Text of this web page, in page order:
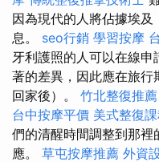
因為現代的人將佔據埃
息。 seo行銷 學習按摩
牙利護照的人可以在線
著的差異，因此應在旅行
回家後）。 竹北整復推薦
台中按摩平價 美式整復
們的清醒時間調整到那裡
應。 草屯按摩推薦 外資